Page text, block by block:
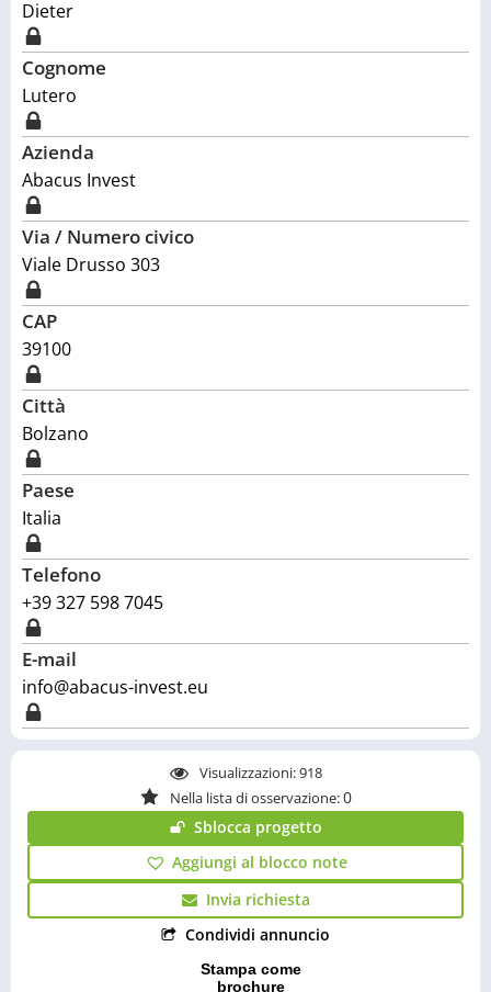
Visualizzazioni:918
Nella lista di osservazione:0
Sblocca progetto
Aggiungi al blocco note
Invia richiesta
Condividi annuncio
Stampa come
brochure
Dieter
Cognome
Lutero
Azienda
Abacus Invest
Via / Numero civico
Viale Drusso 303
CAP
39100
Città
Bolzano
Paese
Italia
Telefono
+39 327 598 7045
E-mail
info@abacus-invest.eu